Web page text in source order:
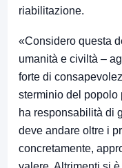
riabilitazione.
«Considero questa
umanità e civiltà –
forte di
sterminio del popolo
ha responsabilità di
deve andare oltre i
concretamente,